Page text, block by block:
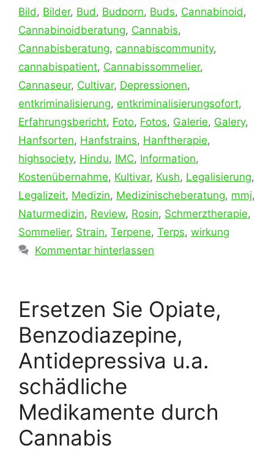
Bild , Bilder, Bud , Budporn, Buds, Cannabinoid ,
Cannabinoidberatung, Cannabis,
Cannabisberatung, cannabiscommunity,
cannabispatient, Cannabissommelier,
Cannaseur, Cultivar, Depressionen,
entkriminalisierung, entkriminalisierungsofort,
Erfahrungsbericht, Foto, Fotos, Galerie, Galery,
Hanfsorten, Hanfstrains, Hanftherapie,
highsociety, Hindu, IMC, Information,
Kostenübernahme, Kultivar, Kush, Legalisierung,
Legalizeit, Medizin, Medizinischeberatung, mmj,
Naturmedizin, Review, Rosin, Schmerztherapie,
Sommelier, Strain, Terpene, Terps, wirkung
Kommentar hinterlassen
Ersetzen Sie Opiate,
Benzodiazepine,
Antidepressiva u.a.
schädliche
Medikamente durch
Cannabis